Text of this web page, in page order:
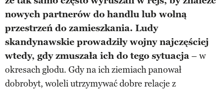
nowych partnerów do handlu lub wolną
przestrzeń do zamieszkania. Ludy
skandynawskie prowadziły wojny najczęściej
wtedy, gdy zmuszała ich do tego sytuacja– w
okresach głodu. Gdy na ich ziemiach panował
dobrobyt, woleli utrzymywać dobre relacje z